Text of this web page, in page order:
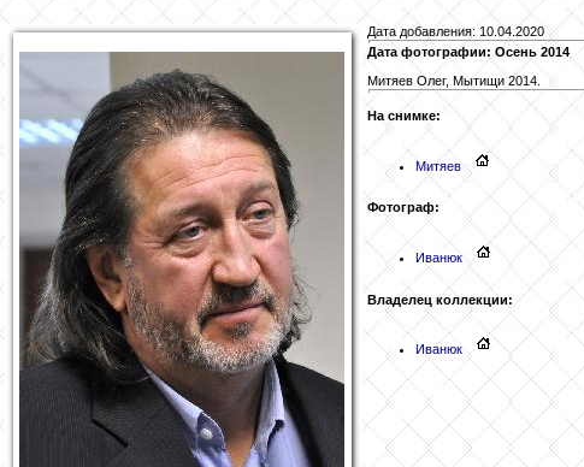
Дата добавления: 10.04.2020
Дата фотографии: Осень 2014
Митяев Олег, Мытищи 2014.
На снимке:
Митяев
Фотограф:
Иванюк
Владелец коллекции:
Иванюк